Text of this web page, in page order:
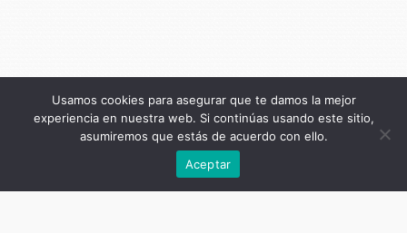
Usamos cookies para asegurar que te damos la mejor
experiencia en nuestra web. Si continúas usando este sitio,
asumiremos que estás de acuerdo con ello.
Aceptar